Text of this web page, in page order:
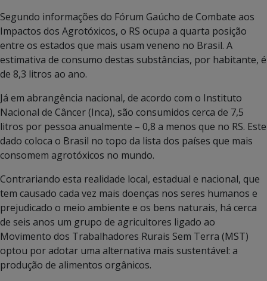
Segundo informações do Fórum Gaúcho de Combate aos
Impactos dos Agrotóxicos, o RS ocupa a quarta posição
entre os estados que mais usam veneno no Brasil. A
estimativa de consumo destas substâncias, por habitante, é
de 8,3 litros ao ano.
Já em abrangência nacional, de acordo com o Instituto
Nacional de Câncer (Inca), são consumidos cerca de 7,5
litros por pessoa anualmente – 0,8 a menos que no RS. Este
dado coloca o Brasil no topo da lista dos países que mais
consomem agrotóxicos no mundo.
Contrariando esta realidade local, estadual e nacional, que
tem causado cada vez mais doenças nos seres humanos e
prejudicado o meio ambiente e os bens naturais, há cerca
de seis anos um grupo de agricultores ligado ao
Movimento dos Trabalhadores Rurais Sem Terra (MST)
optou por adotar uma alternativa mais sustentável: a
produção de alimentos orgânicos.